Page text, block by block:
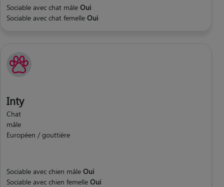
Sociable avec chat mâle Oui
Sociable avec chat femelle Oui
Inty
Chat
mâle
Européen / gouttière
Sociable avec chien mâle Oui
Sociable avec chien femelle Oui